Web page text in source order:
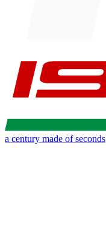
a century made of seconds